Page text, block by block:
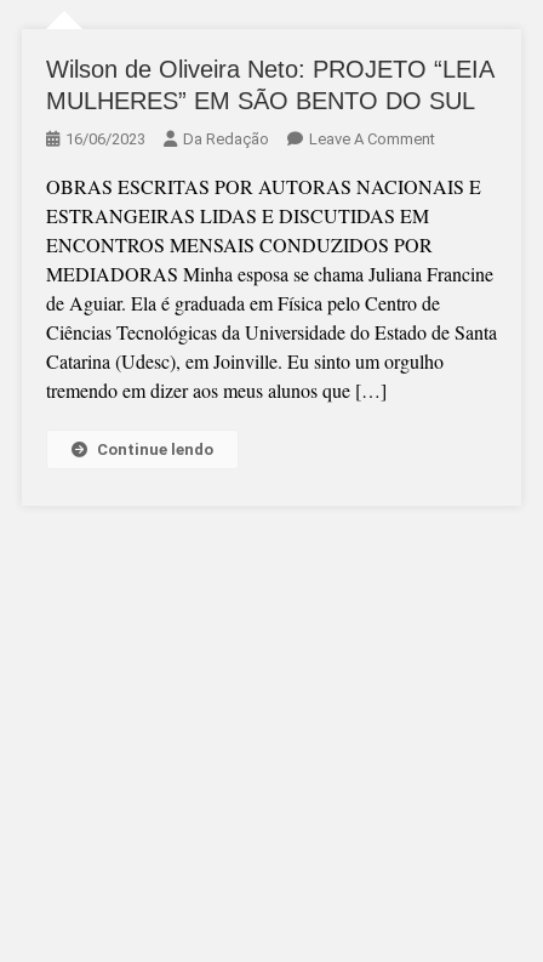
Wilson de Oliveira Neto: PROJETO “LEIA
MULHERES” EM SÃO BENTO DO SUL
16/06/2023 Da Redação Leave A CommentOn
De
PROJETO
“LEIA
MULHERES”
EM
OBRAS ESCRITAS POR AUTORAS NACIONAIS E
ESTRANGEIRAS LIDAS E DISCUTIDAS EM
ENCONTROS MENSAIS CONDUZIDOS POR
MEDIADORAS Minha esposa se chama Juliana Francine
de Aguiar. Ela é graduada em Física pelo Centro de
Ciências Tecnológicas da Universidade do Estado de Santa
Catarina (Udesc), em Joinville. Eu sinto um orgulho
tremendo em dizer aos meus alunos que […]
Continue lendo